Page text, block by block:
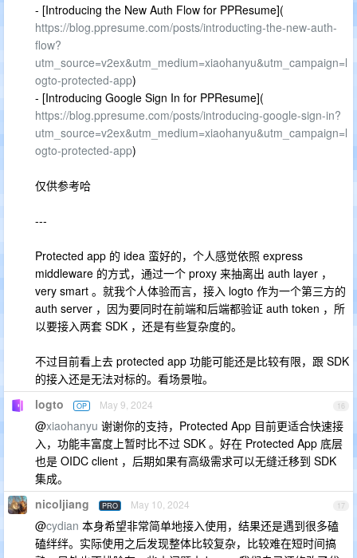
- [Introducing the New Auth Flow for PPResume](
https://blog.ppresume.com/posts/introducting-the-new-auth-
flow?
utm_source=v2ex&utm_medium=xiaohanyu&utm_campaign=l
ogto-protected-app)
- [Introducing Google Sign In for PPResume](
https://blog.ppresume.com/posts/introducing-google-sign-in?
utm_source=v2ex&utm_medium=xiaohanyu&utm_campaign=l
ogto-protected-app)
仅供参考哈
---
Protected app 的 idea 蛮好的，个人感觉依照 express
middleware 的方式，通过一个 proxy 来抽离出 auth layer ，
very smart 。就我个人体验而言，接入 logto 作为一个第三方的
auth server ，因为要同时在前端和后端都验证 auth token ，所
以要接入两套 SDK ，还是有些复杂度的。
不过目前看上去 protected app 功能可能还是比较有限，跟 SDK
的接入还是无法对标的。看场景啦。
16
logto OP May 9, 2024
@xiaohanyu 谢谢你的支持，Protected App 目前更适合快速接
入，功能丰富度上暂时比不过 SDK 。好在 Protected App 底层
也是 OIDC client ，后期如果有高级需求可以无缝迁移到 SDK
集成。
17
nicoljiang PRO May 10, 2024
@cydian 本身希望非常简单地接入使用，结果还是遇到很多磕
磕绊绊。实际使用之后发现整体比较复杂，比较难在短时间搞